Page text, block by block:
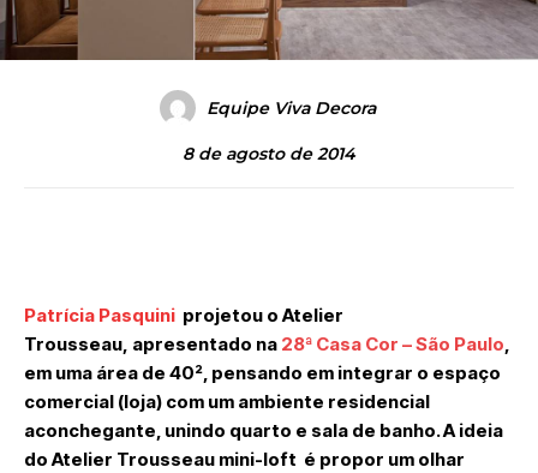
Equipe Viva Decora
8 de agosto de 2014
Patrícia Pasquini projetou o Atelier
Trousseau, apresentado na 28ª Casa Cor – São Paulo,
em uma área de 40², pensando em integrar o espaço
comercial (loja) com um ambiente residencial
aconchegante, unindo quarto e sala de banho. A ideia
do Atelier Trousseau mini-loft é propor um olhar